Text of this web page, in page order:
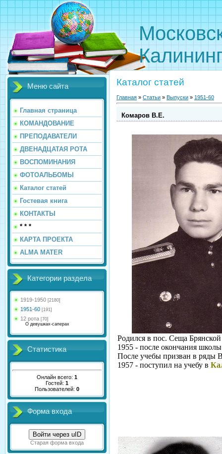
Меню сайта
Главная страница
КОМАНДОВАНИЕ
ПРЕПОДАВАТЕЛИ
ДВЕНАДЦАТАЯ РОТА
ВОСПОМИНАНИЯ
ФОТОАЛЬБОМЫ
Каталог статей
Гостевая книга
КОНТАКТЫ
* * *
КАРТА ПРОЕКТА
ALMA MATER
Категории раздела
1919-1950 [2180]
1951-60 [191]
12 рота [70]
О девушках-саперах
Статистика
Онлайн всего: 1
Гостей: 1
Пользователей: 0
Форма входа
Войти через uID
Старая форма входа
Каталог статей
Главная » Статьи » Выпуски » 1951-60
Комаров В.Е.
Родился в пос. Сеща
1955 - после окончания
После учебы призван в ряды
1957 - поступил на учебу в